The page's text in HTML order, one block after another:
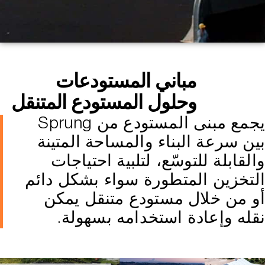
مباني المستودعات
وحلول المستودع المتنقل
يجمع مبنى المستودع من Sprung
سرعة البناء والمساحة المتينة
للتوسّع، لتلبية احتياجات
المتطورة سواء بشكل دائم
من خلال مستودع متنقل يمكن
وإعادة استخدامه بسهولة.